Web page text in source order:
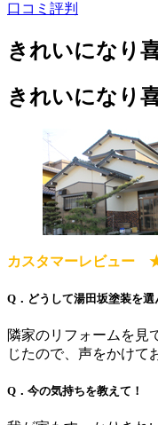
口コミ評判
きれいになり
きれいになり
カスタマーレビュ
Q．どうして湯田坂塗装を選
隣家のリフォームを見
じたので、声をかけて
Q．今の気持ちを教えて！